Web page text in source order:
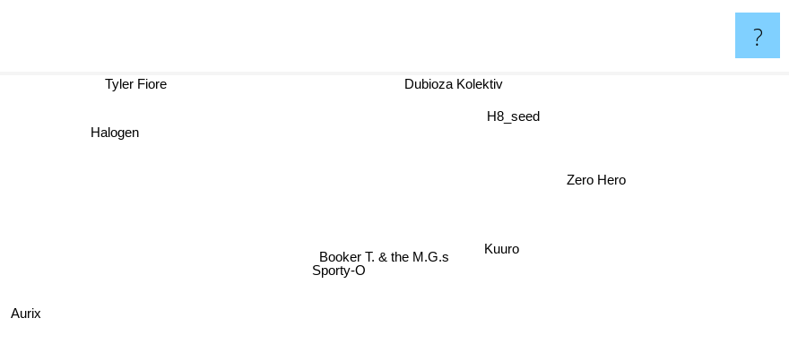
?
Sporty-O
Aurix
Kuuro
Halogen
Tyler Fiore Dubioza Kolektiv
H8_seed
Zero Hero